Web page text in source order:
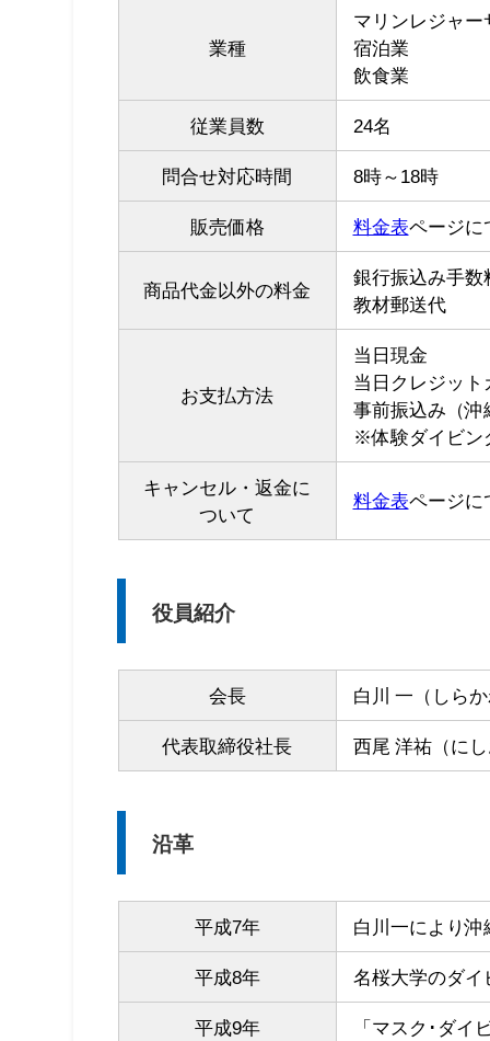
業種
マリンレジャー
宿泊業
飲食業
従業員数 24名
問合せ対応時間 8時～18時
販売価格 料金表ページに
商品代金以外の料金
銀行振込み手数
教材郵送代
お支払方法
当日現金
当日クレジット
事前振込み（沖
※体験ダイビン
キャンセル・返金に
ついて
料金表ページに
役員紹介
会長 白川 一（しら
代表取締役社長 西尾 洋祐（に
沿革
平成7年 白川一により沖
平成8年 名桜大学のダイ
平成9年 「マスク･ダイ